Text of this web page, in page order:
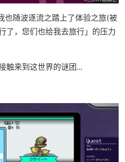
也随波逐流之踏上了体验之旅(被
了，您们也给我去旅行」的压力
触来到这世界的谜团...